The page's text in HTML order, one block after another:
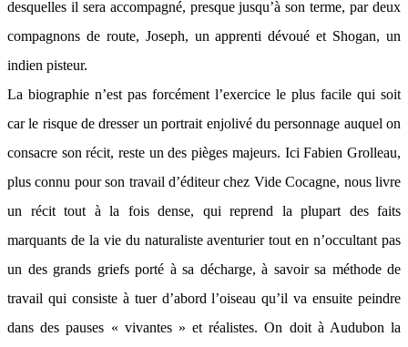
desquelles il sera accompagné, presque jusqu’à son terme, par deux
compagnons de route, Joseph, un apprenti dévoué et Shogan, un
indien pisteur.
La biographie n’est pas forcément l’exercice le plus facile qui soit
car le risque de dresser un portrait enjolivé du personnage auquel on
consacre son récit, reste un des pièges majeurs. Ici Fabien Grolleau,
plus connu pour son travail d’éditeur chez Vide Cocagne, nous livre
un récit tout à la fois dense, qui reprend la plupart des faits
marquants de la vie du naturaliste aventurier tout en n’occultant pas
un des grands griefs porté à sa décharge, à savoir sa méthode de
travail qui consiste à tuer d’abord l’oiseau qu’il va ensuite peindre
dans des pauses « vivantes » et réalistes. On doit à Audubon la